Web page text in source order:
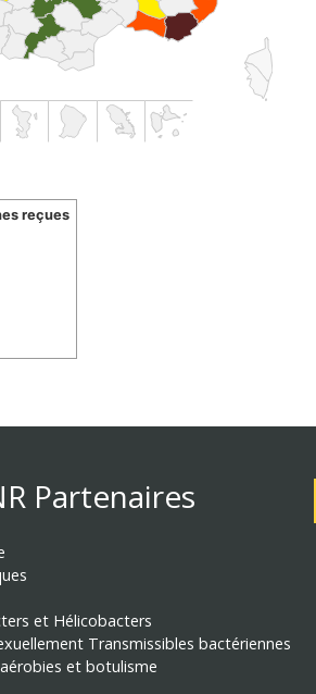
reçues
Partenaires
et Hélicobacters
Transmissibles bactériennes
et botulisme